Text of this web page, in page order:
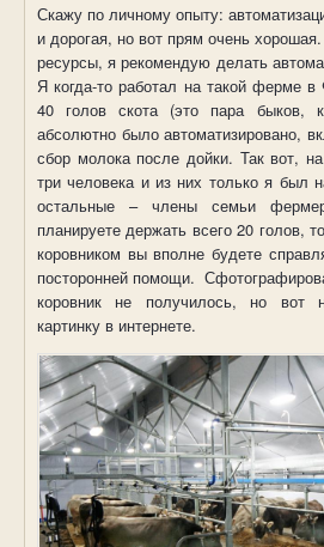
Скажу по личному опыту:
и дорогая, но вот прям очень
ресурсы, я рекомендую делать
Я когда-то работал на такой ферме
40 голов скота (это пара быков,
абсолютно было автоматизировано,
сбор молока после дойки. Так вот,
три человека и из них только я был
остальные – члены семьи
планируете держать всего 20 голов,
коровником вы вполне будете
посторонней помощи.
коровник не получилось, но вот
картинку в интернете.